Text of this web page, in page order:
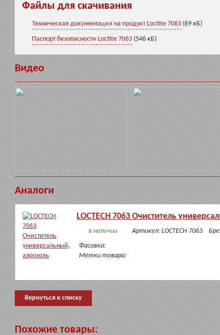
Файлы для скачивания
Техническая документация на продукт Loctite 7063 (69 кБ)
Паспорт безопасности Loctite 7063 (546 кБ)
Видео
Аналоги
LOCTECH 7063 Очиститель
в наличии Артикул: LOCTECH 7063
Фасовка:
Метки товара:
Вернуться к списку
Похожие товары: